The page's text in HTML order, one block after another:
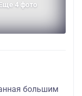
4 фото
большим